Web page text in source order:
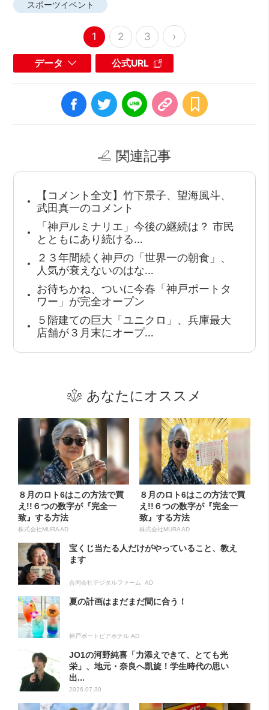
スポーツイベント
1 2 3 ›
データ 公式URL
関連記事
【コメント全文】竹下景子、望海風斗、
武田真一のコメント
「神戸ルミナリエ」今後の継続は？ 市民
とともにあり続ける…
２３年間続く神戸の「世界一の朝食」、
人気が衰えないのはな…
お待ちかね、ついに今春「神戸ポートタ
ワー」が完全オープン
５階建ての巨大「ユニクロ」、兵庫最大
店舗が３月末にオープ…
あなたにオススメ
８月のロト6はこの方法で買
え!!６つの数字が『完全一
致』する方法
株式会社MURA AD
８月のロト6はこの方法で買
え!!６つの数字が『完全一
致』する方法
株式会社MURA AD
宝くじ当たる人だけがやっていること、教え
ます
合同会社デジタルファーム AD
夏の計画はまだまだ間に合う！
神戸ポートピアホテル AD
JO1の河野純喜「力添えできて、とても光
栄」、地元・奈良へ凱旋！学生時代の思い
出...
2026.07.30